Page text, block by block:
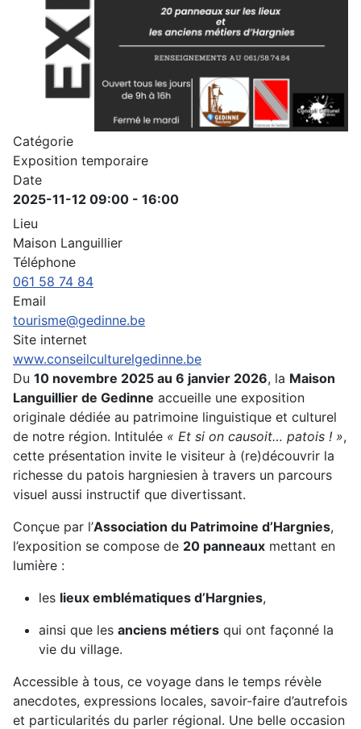
Catégorie
Exposition temporaire
Date
2025-11-12 09:00 - 16:00
Lieu
Maison Languillier
Téléphone
061 58 74 84
Email
tourisme@gedinne.be
Site internet
www.conseilculturelgedinne.be
Du 10 novembre 2025 au 6 janvier 2026, la Maison
Languillier de Gedinne accueille une exposition
originale dédiée au patrimoine linguistique et culturel
de notre région. Intitulée « Et si on causoit… patois ! »,
cette présentation invite le visiteur à (re)découvrir la
richesse du patois hargniesien à travers un parcours
visuel aussi instructif que divertissant.
Conçue par l’Association du Patrimoine d’Hargnies,
l’exposition se compose de 20 panneaux mettant en
lumière :
les lieux emblématiques d’Hargnies,
ainsi que les anciens métiers qui ont façonné la
vie du village.
Accessible à tous, ce voyage dans le temps révèle
anecdotes, expressions locales, savoir-faire d’autrefois
et particularités du parler régional. Une belle occasion